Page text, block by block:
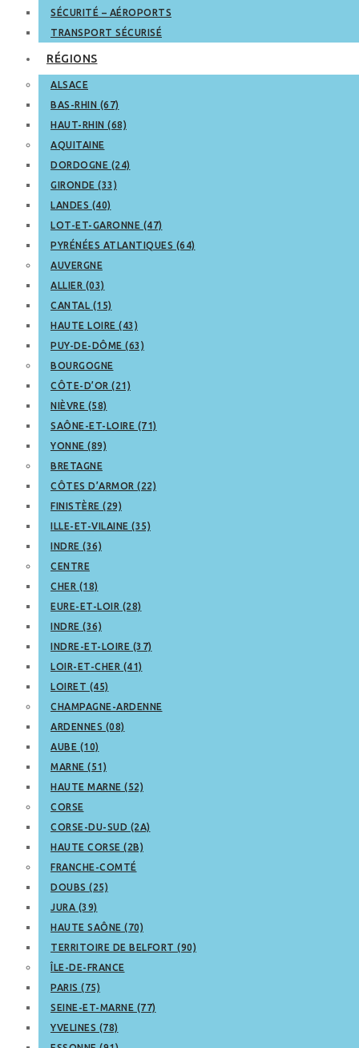
SÉCURITÉ – AÉROPORTS
TRANSPORT SÉCURISÉ
RÉGIONS
ALSACE
BAS-RHIN (67)
HAUT-RHIN (68)
AQUITAINE
DORDOGNE (24)
GIRONDE (33)
LANDES (40)
LOT-ET-GARONNE (47)
PYRÉNÉES ATLANTIQUES (64)
AUVERGNE
ALLIER (03)
CANTAL (15)
HAUTE LOIRE (43)
PUY-DE-DÔME (63)
BOURGOGNE
CÔTE-D’OR (21)
NIÈVRE (58)
SAÔNE-ET-LOIRE (71)
YONNE (89)
BRETAGNE
CÔTES D’ARMOR (22)
FINISTÈRE (29)
ILLE-ET-VILAINE (35)
INDRE (36)
CENTRE
CHER (18)
EURE-ET-LOIR (28)
INDRE (36)
INDRE-ET-LOIRE (37)
LOIR-ET-CHER (41)
LOIRET (45)
CHAMPAGNE-ARDENNE
ARDENNES (08)
AUBE (10)
MARNE (51)
HAUTE MARNE (52)
CORSE
CORSE-DU-SUD (2A)
HAUTE CORSE (2B)
FRANCHE-COMTÉ
DOUBS (25)
JURA (39)
HAUTE SAÔNE (70)
TERRITOIRE DE BELFORT (90)
ÎLE-DE-FRANCE
PARIS (75)
SEINE-ET-MARNE (77)
YVELINES (78)